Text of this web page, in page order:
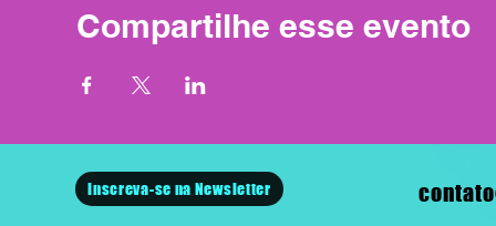
Compartilhe esse evento
Inscreva-se na Newsletter